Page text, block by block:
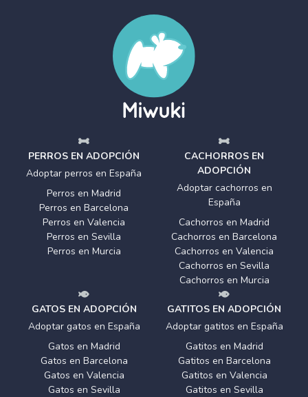
PERROS EN ADOPCIÓN
Adoptar perros en España
Perros en Madrid
Perros en Barcelona
Perros en Valencia
Perros en Sevilla
Perros en Murcia
CACHORROS EN
ADOPCIÓN
Adoptar cachorros en
España
Cachorros en Madrid
Cachorros en Barcelona
Cachorros en Valencia
Cachorros en Sevilla
Cachorros en Murcia
GATOS EN ADOPCIÓN
Adoptar gatos en España
Gatos en Madrid
Gatos en Barcelona
Gatos en Valencia
Gatos en Sevilla
GATITOS EN ADOPCIÓN
Adoptar gatitos en España
Gatitos en Madrid
Gatitos en Barcelona
Gatitos en Valencia
Gatitos en Sevilla